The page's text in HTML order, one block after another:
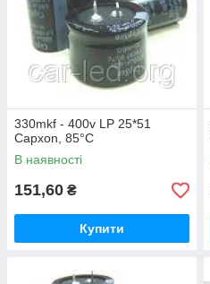
330mkf - 400v LP 25*51
Capxon, 85°C
В наявності
151,60 ₴
Купити